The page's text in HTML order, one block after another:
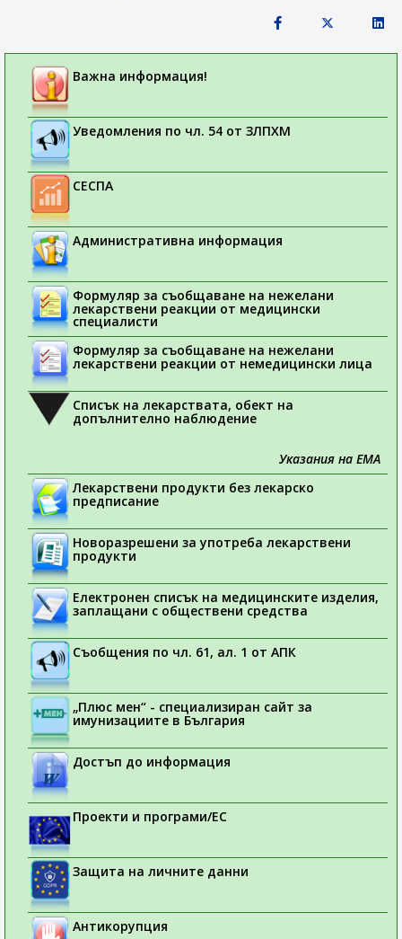
Важна информация!
Уведомления по чл. 54 от ЗЛПХМ
СЕСПА
Административна информация
Формуляр за съобщаване на нежелани
лекарствени реакции от медицински
специалисти
Формуляр за съобщаване на нежелани
лекарствени реакции от немедицински лица
Списък на лекарствата, обект на
допълнително наблюдение
Указания на ЕМА
Лекарствени продукти без лекарско
предписание
Новоразрешени за употреба лекарствени
продукти
Електронен списък на медицинските изделия,
заплащани с обществени средства
Съобщения по чл. 61, ал. 1 от АПК
„Плюс мен“ - специализиран сайт за
имунизациите в България
Достъп до информация
Проекти и програми/ЕС
Защита на личните данни
Антикорупция